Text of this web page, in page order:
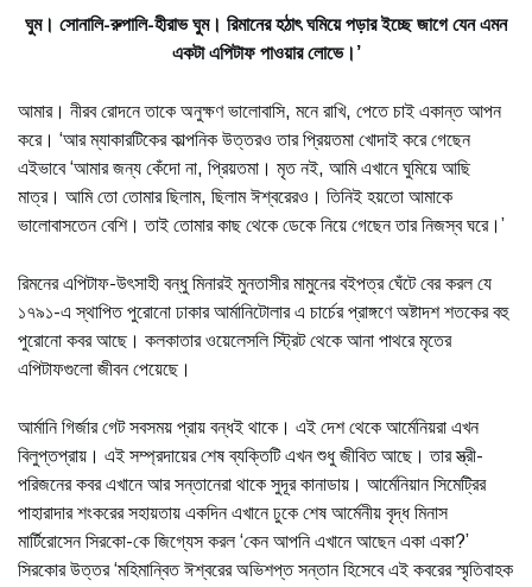
ঘুম। সোনালি-রুপালি-হীরাভ ঘুম। রিমানের হঠাৎ ঘমিয়ে পড়ার ইচ্ছে জাগে যেন এমন
একটা এপিটাফ পাওয়ার লোভে।’
আমার। নীরব রোদনে তাকে অনুক্ষণ ভালোবাসি, মনে রাখি, পেতে চাই একান্ত আপন
করে। ‘আর ম্যাকারটিকের কাল্পনিক উত্তরও তার প্রিয়তমা খোদাই করে গেছেন
এইভাবে ‘আমার জন্য কেঁদো না, প্রিয়তমা। মৃত নই, আমি এখানে ঘুমিয়ে আছি
মাত্র। আমি তো তোমার ছিলাম, ছিলাম ঈশ্বরেরও। তিনিই হয়তো আমাকে
ভালোবাসতেন বেশি। তাই তোমার কাছ থেকে ডেকে নিয়ে গেছেন তার নিজস্ব ঘরে।’
রিমনের এপিটাফ-উৎসাহী বন্ধু মিনারই মুনতাসীর মামুনের বইপত্র ঘেঁটে বের করল যে
১৭৯১-এ স্থাপিত পুরোনো ঢাকার আর্মানিটোলার এ চার্চের প্রাঙ্গণে অষ্টাদশ শতকের বহু
পুরোনো কবর আছে। কলকাতার ওয়েলেসলি স্ট্রিট থেকে আনা পাথরে মৃতের
এপিটাফগুলো জীবন পেয়েছে।
আর্মানি গির্জার গেট সবসময় প্রায় বন্ধই থাকে। এই দেশ থেকে আর্মেনিয়রা এখন
বিলুপ্তপ্রায়। এই সম্প্রদায়ের শেষ ব্যক্তিটি এখন শুধু জীবিত আছে। তার স্ত্রী-
পরিজনের কবর এখানে আর সন্তানেরা থাকে সুদূর কানাডায়। আর্মেনিয়ান সিমেট্রির
পাহারাদার শংকরের সহায়তায় একদিন এখানে ঢুকে শেষ আর্মেনীয় বৃদ্ধ মিনাস
মার্টিরোসেন সিরকো-কে জিগ্যেস করল ‘কেন আপনি এখানে আছেন একা একা?’
সিরকোর উত্তর ‘মহিমান্বিত ঈশ্বরের অভিশপ্ত সন্তান হিসেবে এই কবরের স্মৃতিবাহক